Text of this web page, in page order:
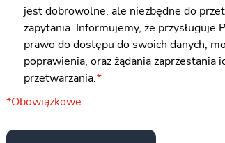
jest dobrowolne, ale niezbędne do
zapytania. Informujemy, że przysługuje
prawo do dostępu do swoich danych,
poprawienia, oraz żądania zaprzestania
przetwarzania.*
*Obowiązkowe